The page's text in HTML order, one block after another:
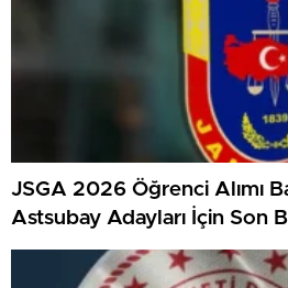
JSGA 2026 Öğrenci Alımı
Astsubay Adayları İçin Son